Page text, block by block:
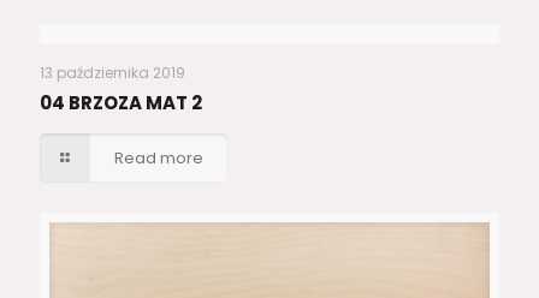
13 października 2019
04 BRZOZA MAT 2
Read more